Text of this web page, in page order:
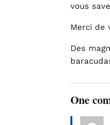
vous
Merci de
Des
One